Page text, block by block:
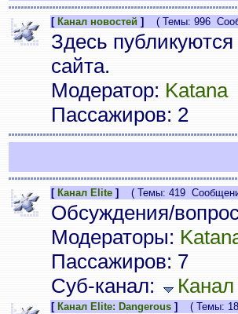
[ Канал новостей ] ( Темы: 996
Здесь
сайта.
Модератор: Katana
Пассажиров: 2
[ Канал Elite ] ( Темы: 419
Обсуждения/
Модераторы:
Пассажиров: 7
Суб-канал:
[ Канал Elite: Dangerous ] ( Темы: